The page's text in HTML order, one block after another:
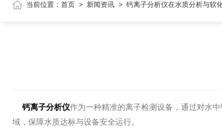
当前位置： 首页 > 新闻资讯 > 钙离子分析仪在水质分析与软
钙离子分析仪作为一种精准的离子检测设备，通过对水
域，保障水质达标与设备安全运行。